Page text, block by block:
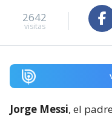
2642
visitas
Jorge Messi, el